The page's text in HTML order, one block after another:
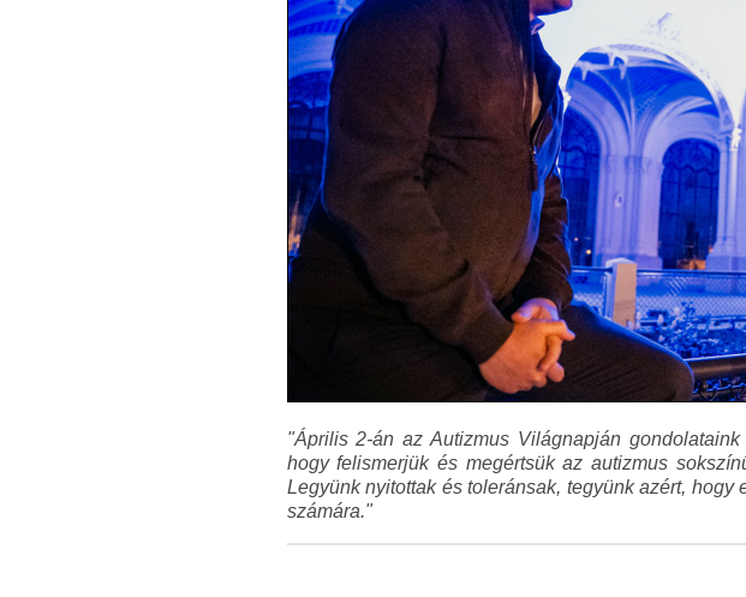
"Április 2-án az Autizmus Világnapján
hogy felismerjük és megértsük az autizmus
Legyünk nyitottak és toleránsak, tegyünk azért,
számára."